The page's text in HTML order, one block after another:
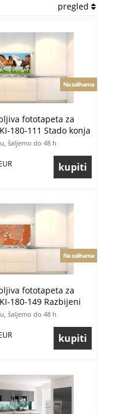
pregled
fototapeta za
180-111 Stado konja
cm
Na zalihama
šaljemo do 48 h
fototapeta za
180-149 Razbijeni
x 60 cm
Na zalihama
šaljemo do 48 h